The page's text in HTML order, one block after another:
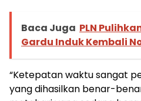
Baca Juga PLN
Gardu Induk Kembali
“Ketepatan waktu sangat
yang dihasilkan benar-